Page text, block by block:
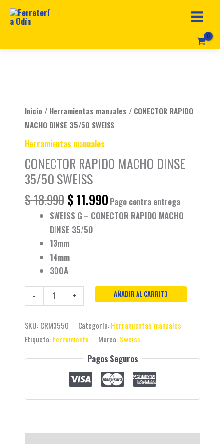
Inicio / Herramientas manuales / CONECTOR RAPIDO
MACHO DINSE 35/50 SWEISS
Herramientas manuales
CONECTOR RAPIDO MACHO DINSE
35/50 SWEISS
$18.990
was:
$ 18.990.
$11.990
is:
$ 11.990.
Pago contra entrega
SWEISS G – CONECTOR RAPIDO MACHO
DINSE 35/50
13mm
14mm
300A
-
MACHO
DINSE
SWEISS
cantidad
+ AÑADIR AL CARRITO
SKU: CRM3550 Categoría: Herramientas manuales
Etiqueta: herramienta Marca: Sweiss
Pagos Seguros